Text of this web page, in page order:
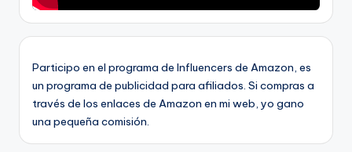
Participo en el programa de Influencers de Amazon, es
un programa de publicidad para afiliados. Si compras a
través de los enlaces de Amazon en mi web, yo gano
una pequeña comisión.